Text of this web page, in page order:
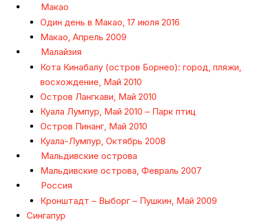
Макао
Один день в Макао, 17 июля 2016
Макао, Апрель 2009
Малайзия
Кота Кинабалу (остров Борнео): город, пляжи,
восхождение, Май 2010
Остров Лангкави, Май 2010
Куала Лумпур, Май 2010 – Парк птиц
Остров Пинанг, Май 2010
Куала-Лумпур, Октябрь 2008
Мальдивские острова
Мальдивские острова, Февраль 2007
Россия
Кронштадт – Выборг – Пушкин, Май 2009
Сингапур